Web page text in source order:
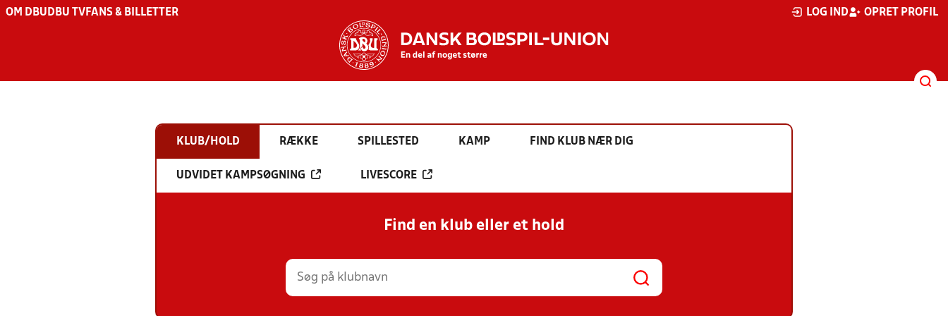
OM DBU DBU TV FANS & BILLETTER LOG IND OPRET PROFIL
KLUB/HOLD RÆKKE SPILLESTED KAMP FIND KLUB NÆR DIG
UDVIDET KAMPSØGNING LIVESCORE
Find en klub eller et hold